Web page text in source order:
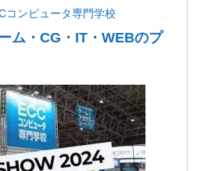
コンピュータ専門学校
ム・CG・IT・WEBのプ